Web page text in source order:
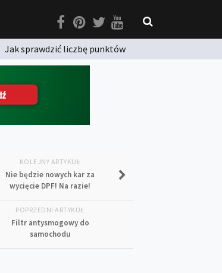
Jak sprawdzić liczbę punktów
KOLEJNY ARTYKUŁ
Nie będzie nowych kar za
wycięcie DPF! Na razie!
POPRZEDNI ARTYKUŁ
Filtr antysmogowy do
samochodu